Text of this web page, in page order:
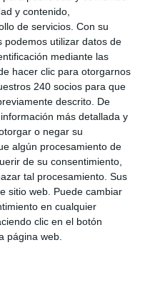
y contenido,
de servicios. Con su
podemos utilizar datos de
mediante las
hacer clic para otorgarnos
240 socios para que
descrito. De
más detallada y
o negar su
algún procesamiento de
de su consentimiento,
tal procesamiento. Sus
sitio web. Puede cambiar
en cualquier
clic en el botón
página web.
cervical, por
malas posiciones
mantenidas en el
ordenador entre
muscular e
donde pueden
segmento de las
tanto
las otrasvértebras
lasvértebras
de estas
eldiagnóstico